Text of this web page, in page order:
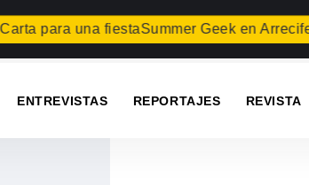
para una fiestaSummer Geek en Arrecife
ENTREVISTAS REPORTAJES REVISTA